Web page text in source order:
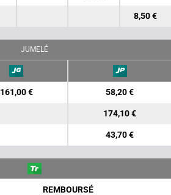
8,50 €
JUMELÉ
161,00 € 58,20 €
174,10 €
43,70 €
REMBOURSÉ